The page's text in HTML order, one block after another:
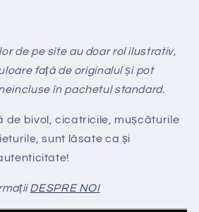
de pe site au doar rol ilustrativ,
față de originalul și pot
în pachetul standard.
de bivol, cicatricile, mușcăturile
sunt lăsate ca și
DESPRE NOI